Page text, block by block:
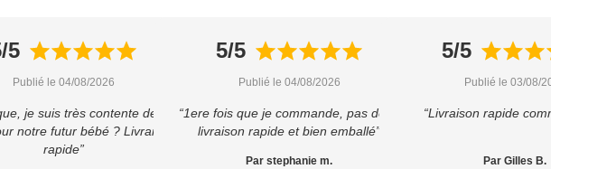
5
Publié le 04/08/2026
je suis très contente de cet
notre futur bébé ? Livraison
rapide”
5/5
Publié le 04/08/2026
“1ere fois que je commande, pas déçu
livraison rapide et bien emballé”
Par stephanie m.
5/5
Publié le 03/08/2026
“Livraison rapide comme prévu”
Par Gilles B.